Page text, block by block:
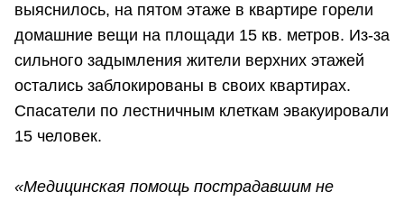
выяснилось, на пятом этаже в квартире горели
домашние вещи на площади 15 кв. метров. Из-за
сильного задымления жители верхних этажей
остались заблокированы в своих квартирах.
Спасатели по лестничным клеткам эвакуировали
15 человек.
«Медицинская помощь пострадавшим не